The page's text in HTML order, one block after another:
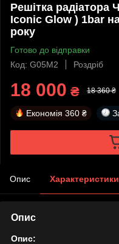
Решітка радіатора
Iconic Glow ) 1bar
року
Готово до відправки
Код: G05M2
Роздріб
18 000 ₴ 18 360 ₴
Економія 360 ₴
Опис Характеристики
Опис
Опис: